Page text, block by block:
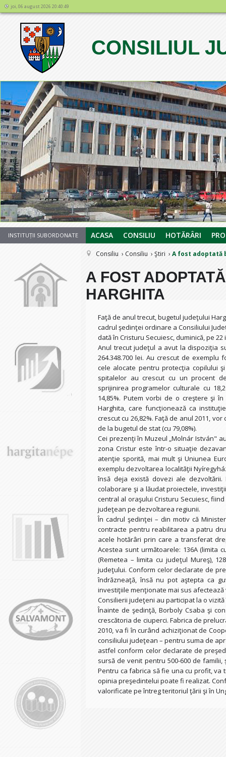
joi, 06 august 2026 20:40:49
CONSILIUL
1234567
INSTITUȚII SUBORDONATE ACASA CONSILIU HOTĂRÂRI
Consiliu Consiliu Ştiri A fost adoptată
A FOST
HARGHITA
Faţă de anul trecut, bugetul judeţului
cadrul şedinţei ordinare a Consiliului
dată în Cristuru Secuiesc, duminică, pe
Anul trecut judeţul a avut la dispoziţia
264.348.700 lei. Au crescut de
cele alocate pentru protecţia copilului
spitalelor au crescut cu un procent
sprijinirea programelor culturale cu
14,85%. Putem vorbi de o creştere şi
Harghita, care funcţionează ca
crescut cu 26,82%. Faţă de anul 2011,
de la bugetul de stat (cu 79,08%).
Cei prezenţi în Muzeul „Molnár István"
zona Cristur este într-o situaţie
atenţie sporită, mai mult şi Uniunea
exemplu dezvoltarea localităţii
însă deja există dovezi ale
colaborare şi a lăudat proiectele,
central al oraşului Cristuru Secuiesc,
judeţean pe dezvoltarea regiunii.
În cadrul şedinţei – din motiv că
contracte pentru reabilitarea a patru
acele hotărâri prin care a transferat
Acestea sunt următoarele: 136A (limita
(Remetea – limita cu judeţul Mureş),
judeţului. Conform celor declarate de
îndrăzneaţă, însă nu pot aştepta ca
investiţiile menţionate mai sus
Consilierii judeţeni au participat la o
Înainte de şedinţă, Borboly Csaba şi
crescătoria de ciuperci. Fabrica de
2010, va fi în curând achiziţionat de
consiliului judeţean – pentru suma de
astfel conform celor declarate de
sursă de venit pentru 500-600 de
Pentru ca fabrica să fie una cu profit, va
opinia preşedintelui poate fi realizat.
valorificate pe întreg teritoriul ţării şi în